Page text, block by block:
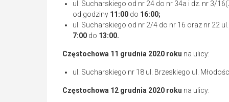
ul. Sucharskiego od nr 24 do nr 34a i dz. nr 3/
od godziny 11:00 do 16:00;
ul. Sucharskiego od nr 2/4 do nr 16 oraz nr 22
7:00 do 13:00.
Częstochowa 11 grudnia 2020 roku na ulicy:
ul. Sucharskiego nr 18 ul. Brzeskiego ul.
Częstochowa 12 grudnia 2020 roku na ulicy: